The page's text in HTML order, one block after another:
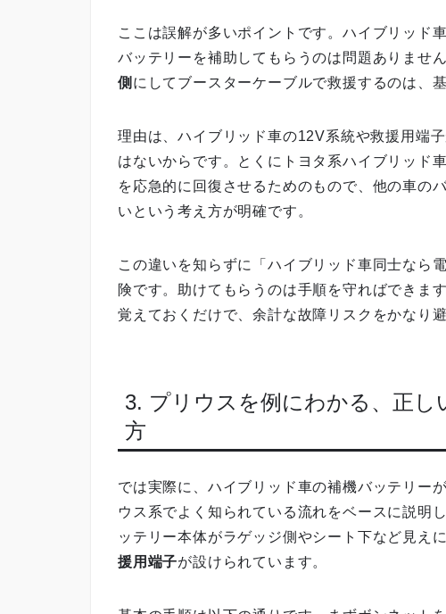
ここは誤解が多いポイントです。ハイブリッド
バッテリーを補助してもらうのは問題ありませ
側 にしてブースターケーブルで救援するのは、
理由は、ハイブリッド車の12V系統や救援用端
はないからです。とくにトヨタ系ハイブリッド
を応急的に回復させるためのもので、他の車の
いという考え方が明確です。
この違いを知らずに「ハイブリッド車同士なら
険です。助けてもらうのは手順を守ればできま
覚えておくだけで、余計な故障リスクをかなり避
3. プリウスを例にわかる、正
方
では実際に、ハイブリッド車の補機バッテリー
ウス系でよく知られている流れをベースに説明
ッテリー本体がラゲッジ側やシート下など見え
援用端子が設けられています。